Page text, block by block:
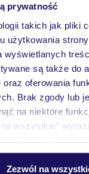
prywatność
takich jak pliki
użytkowania
wyświetlanych
są także do
oraz oferowania
Brak zgody lub
na niektóre
wszystkie”
wybór
Zezwól na